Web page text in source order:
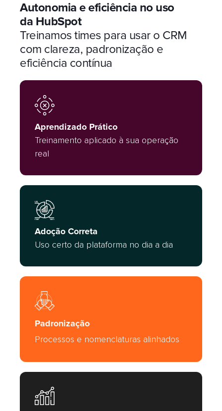
Autonomia e eficiência no uso
da HubSpot
Treinamos times para usar o CRM
com clareza, padronização e
eficiência contínua
Aprendizado Prático
Treinamento aplicado à sua operação
real
Adoção Correta
Uso certo da plataforma no dia a dia
Padronização
Processos e nomenclaturas alinhados